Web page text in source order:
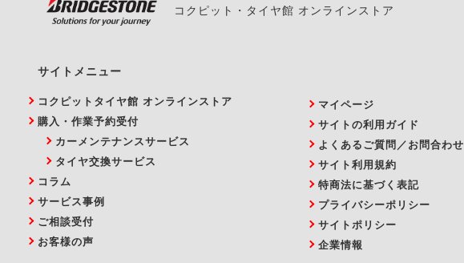
コクピット・タイヤ館 オンラインストア
サイトメニュー
コクピットタイヤ館 オンラインストア
購入・作業予約受付
カーメンテナンスサービス
タイヤ交換サービス
コラム
サービス事例
ご相談受付
お客様の声
マイページ
サイトの利用ガイド
よくあるご質問／お問合わせ
サイト利用規約
特商法に基づく表記
プライバシーポリシー
サイトポリシー
企業情報